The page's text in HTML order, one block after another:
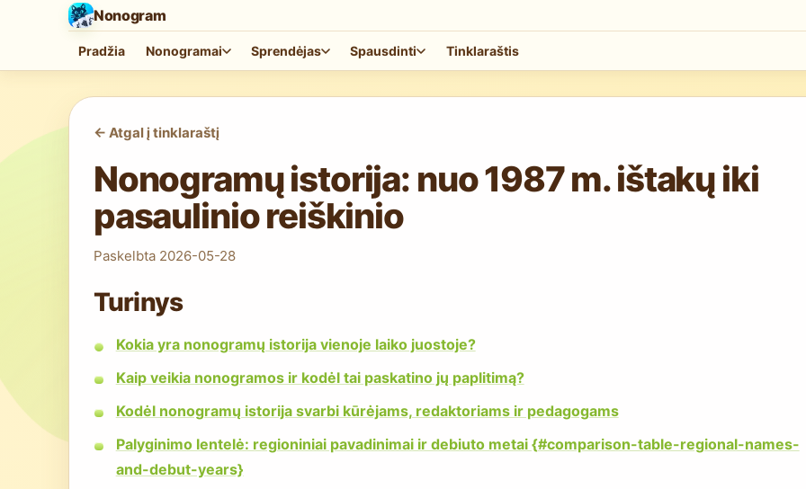
Nonogram
Pradžia Nonogramai Sprendėjas Spausdinti Tinklaraštis
<- Atgal į tinklaraštį
Nonogramų istorija: nuo 1987 m. ištakų iki
pasaulinio reiškinio
Paskelbta 2026-05-28
Turinys
Kokia yra nonogramų istorija vienoje laiko juostoje?
Kaip veikia nonogramos ir kodėl tai paskatino jų paplitimą?
Kodėl nonogramų istorija svarbi kūrėjams, redaktoriams ir pedagogams
Palyginimo lentelė: regioniniai pavadinimai ir debiuto metai {#comparison-table-regional-names-
and-debut-years}